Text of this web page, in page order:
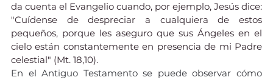
da cuenta el Evangelio cuando, por ejemplo, Jesús dice:
"Cuídense de despreciar a cualquiera de estos
pequeños, porque les aseguro que sus Ángeles en el
cielo están constantemente en presencia de mi Padre
celestial" (Mt. 18,10).
En el Antiguo Testamento se puede observar cómo